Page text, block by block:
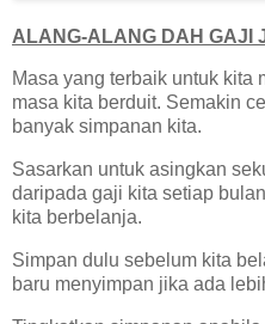
ALANG-ALANG DAH GAJI
Masa yang terbaik untuk kita
masa kita berduit. Semakin
banyak simpanan kita.
Sasarkan untuk asingkan
daripada gaji kita setiap
kita berbelanja.
Simpan dulu sebelum kita
baru menyimpan jika ada